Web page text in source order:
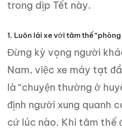
trong dịp Tết này.
1. Luôn lái xe với tâm thế “phòng
Đừng kỳ vọng người
Nam, việc xe máy tạt
là “chuyện thường ở
định người xung quanh
cứ lúc nào. Khi tâm thế